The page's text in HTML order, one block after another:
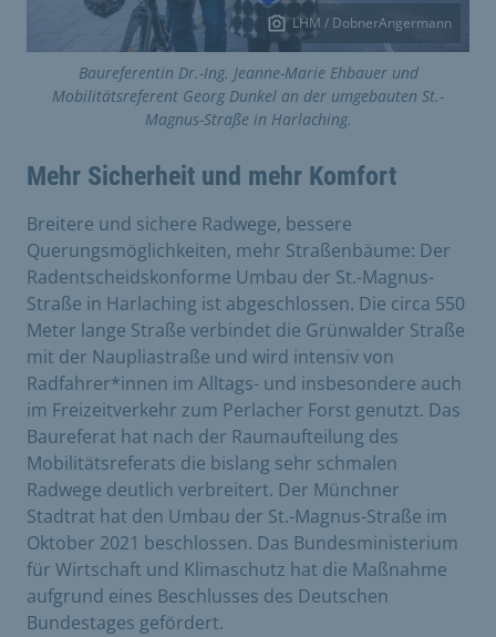
LHM / DobnerAngermann
Baureferentin Dr.-Ing. Jeanne-Marie Ehbauer und
Mobilitätsreferent Georg Dunkel an der umgebauten St.-
Magnus-Straße in Harlaching.
Mehr Sicherheit und mehr Komfort
Breitere und sichere Radwege, bessere
Querungsmöglichkeiten, mehr Straßenbäume: Der
Radentscheidskonforme Umbau der St.-Magnus-
Straße in Harlaching ist abgeschlossen. Die circa 550
Meter lange Straße verbindet die Grünwalder Straße
mit der Naupliastraße und wird intensiv von
Radfahrer*innen im Alltags- und insbesondere auch
im Freizeitverkehr zum Perlacher Forst genutzt. Das
Baureferat hat nach der Raumaufteilung des
Mobilitätsreferats die bislang sehr schmalen
Radwege deutlich verbreitert. Der Münchner
Stadtrat hat den Umbau der St.-Magnus-Straße im
Oktober 2021 beschlossen. Das Bundesministerium
für Wirtschaft und Klimaschutz hat die Maßnahme
aufgrund eines Beschlusses des Deutschen
Bundestages gefördert.